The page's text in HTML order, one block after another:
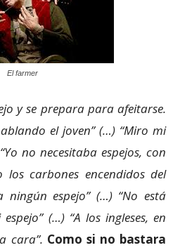
El farmer
y se prepara para afeitarse.
el joven” (…) “Miro mi
no necesitaba espejos, con
los carbones encendidos del
espejo” (…) “No está
(…) “A los ingleses, en
cara”. Como si no bastara